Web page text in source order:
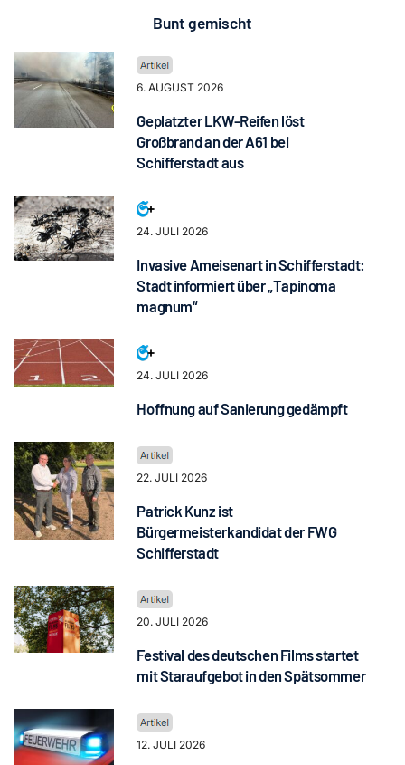
Bunt gemischt
6. AUGUST 2026
Geplatzter LKW-Reifen löst
Großbrand an der A61 bei
Schifferstadt aus
24. JULI 2026
Invasive Ameisenart in Schifferstadt:
Stadt informiert über „Tapinoma
magnum“
24. JULI 2026
Hoffnung auf Sanierung gedämpft
22. JULI 2026
Patrick Kunz ist
Bürgermeisterkandidat der FWG
Schifferstadt
20. JULI 2026
Festival des deutschen Films startet
mit Staraufgebot in den Spätsommer
12. JULI 2026